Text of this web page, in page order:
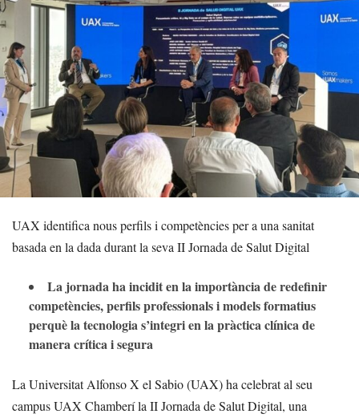
UAX identifica nous perfils i competències per a una sanitat
basada en la dada durant la seva II Jornada de Salut Digital
La jornada ha incidit en la importància de redefinir
competències, perfils professionals i models formatius
perquè la tecnologia s’integri en la pràctica clínica de
manera crítica i segura
La Universitat Alfonso X el Sabio (UAX) ha celebrat al seu
campus UAX Chamberí la II Jornada de Salut Digital, una